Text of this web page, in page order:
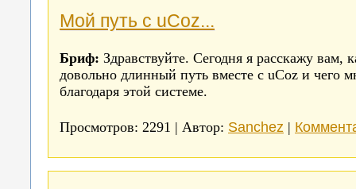
Мой путь с uCoz...
Бриф: Здравствуйте. Сегодня я расскажу вам,
довольно длинный путь вместе с uCoz и чего
благодаря этой системе.
Просмотров: 2291 | Автор: Sanchez |